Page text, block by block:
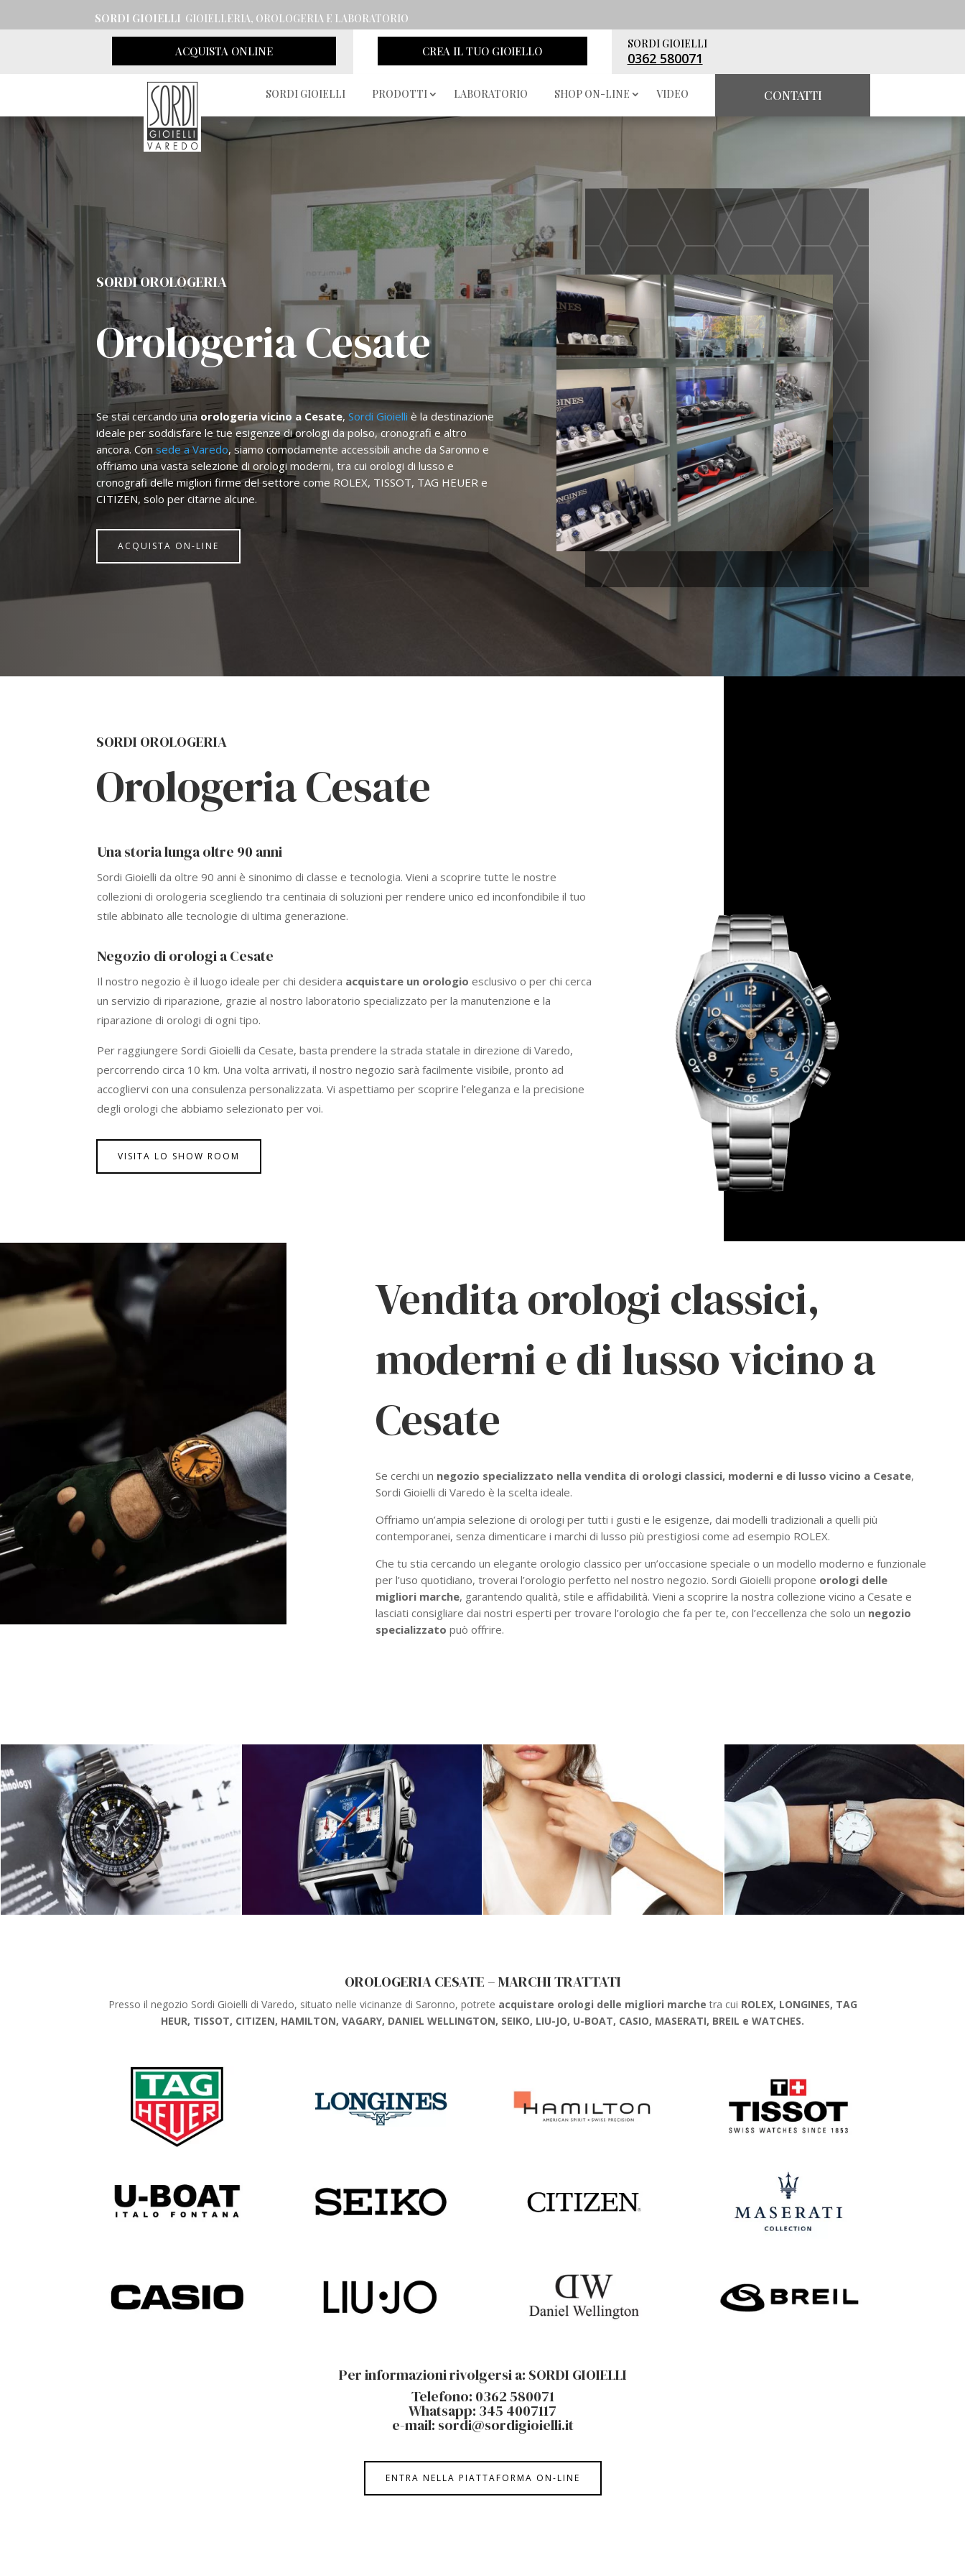
SORDI GIOIELLI GIOIELLERIA, OROLOGERIA E LABORATORIO
ACQUISTA ONLINE CREA IL TUO GIOIELLO SORDI GIOIELLI
0362 580071
SORDI GIOIELLI PRODOTTI LABORATORIO SHOP ON-LINE VIDEO CONTATTI
SORDI OROLOGERIA
Orologeria Cesate
Se stai cercando una orologeria vicino a Cesate,Sordi Gioielli è la destinazione
ideale per soddisfare le tue esigenze di orologi da polso, cronografi e altro
ancora. Consede a Varedo, siamo comodamente accessibili anche da Saronno e
offriamo una vasta selezione di orologi moderni, tra cui orologi di lusso e
cronografi delle migliori firme del settore come ROLEX, TISSOT, TAG HEUER e
CITIZEN, solo per citarne alcune.
ACQUISTA ON-LINE
SORDI OROLOGERIA
Orologeria Cesate
Una storia lunga oltre 90 anni
Sordi Gioielli da oltre 90 anni è sinonimo di classe e tecnologia. Vieni a scoprire tutte le nostre
collezioni di orologeria scegliendo tra centinaia di soluzioni per rendere unico ed inconfondibile il tuo
stile abbinato alle tecnologie di ultima generazione.
Negozio di orologi a Cesate
Il nostro negozio è il luogo ideale per chi desidera acquistare un orologio esclusivo o per chi cerca
un servizio di riparazione, grazie al nostro laboratorio specializzato per la manutenzione e la
riparazione di orologi di ogni tipo.
Per raggiungere Sordi Gioielli da Cesate, basta prendere la strada statale in direzione di Varedo,
percorrendo circa 10 km. Una volta arrivati, il nostro negozio sarà facilmente visibile, pronto ad
accogliervi con una consulenza personalizzata. Vi aspettiamo per scoprire l’eleganza e la precisione
degli orologi che abbiamo selezionato per voi.
VISITA LO SHOW ROOM
Vendita orologi classici,
moderni e di lusso vicino a
Cesate
Se cerchi un negozio specializzato nella vendita di orologi classici, moderni e di lusso vicino a Cesate,
Sordi Gioielli di Varedo è la scelta ideale.
Offriamo un’ampia selezione di orologi per tutti i gusti e le esigenze, dai modelli tradizionali a quelli più
contemporanei, senza dimenticare i marchi di lusso più prestigiosi come ad esempio ROLEX.
Che tu stia cercando un elegante orologio classico per un’occasione speciale o un modello moderno e funzionale
per l’uso quotidiano, troverai l’orologio perfetto nel nostro negozio. Sordi Gioielli propone orologi delle
migliori marche, garantendo qualità, stile e affidabilità. Vieni a scoprire la nostra collezione vicino a Cesate e
lasciati consigliare dai nostri esperti per trovare l’orologio che fa per te, con l’eccellenza che solo un negozio
specializzato può offrire.
OROLOGERIA CESATE – MARCHI TRATTATI
Presso il negozio Sordi Gioielli di Varedo, situato nelle vicinanze di Saronno, potrete acquistare orologi delle migliori marche tra cui ROLEX, LONGINES, TAG
HEUR, TISSOT, CITIZEN, HAMILTON, VAGARY, DANIEL WELLINGTON, SEIKO, LIU-JO, U-BOAT, CASIO, MASERATI, BREIL e WATCHES.
Per informazioni rivolgersi a: SORDI GIOIELLI
Telefono: 0362 580071
Whatsapp: 345 4007117
e-mail: sordi@sordigioielli.it
ENTRA NELLA PIATTAFORMA ON-LINE